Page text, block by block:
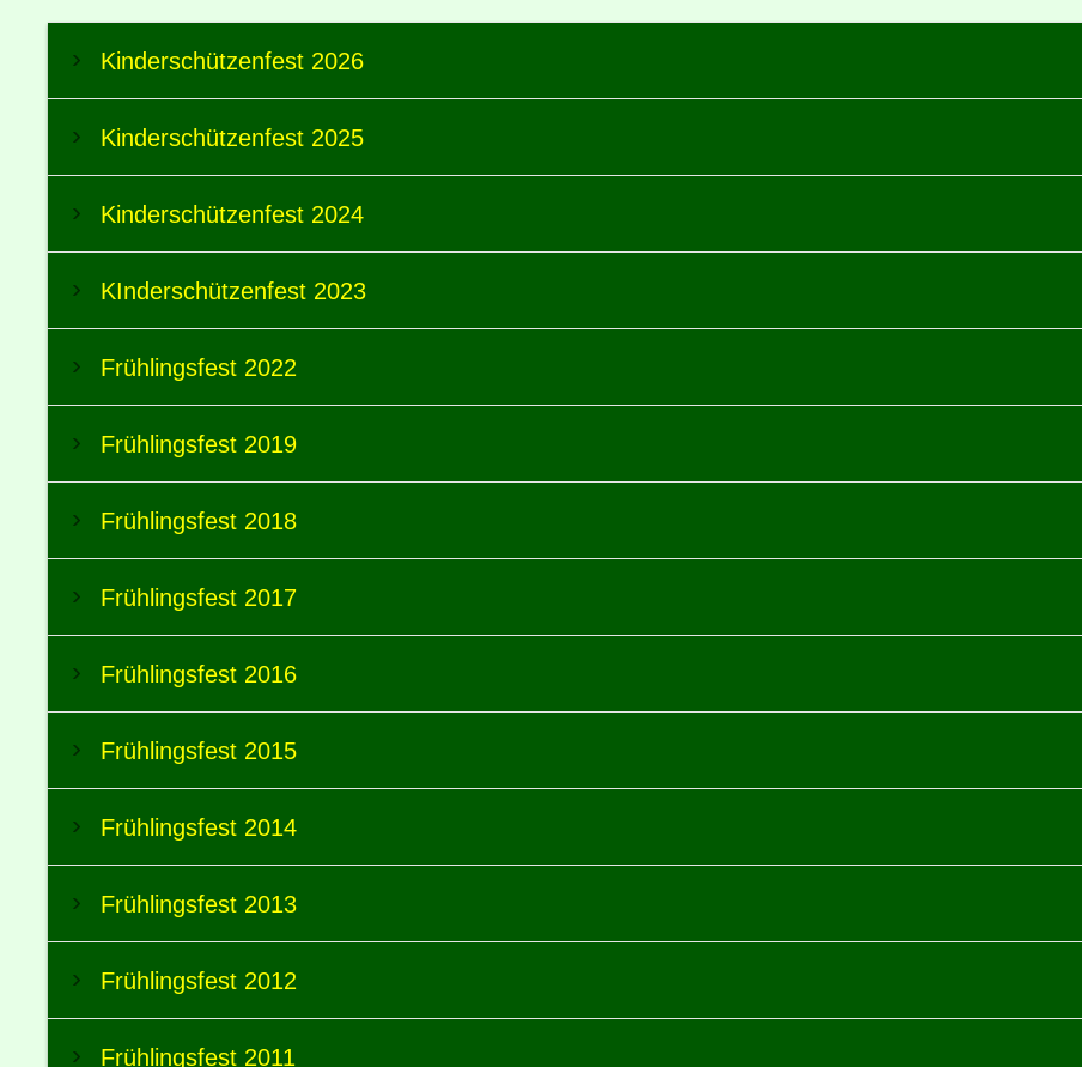
Kinderschützenfest 2026
Kinderschützenfest 2025
Kinderschützenfest 2024
KInderschützenfest 2023
Frühlingsfest 2022
Frühlingsfest 2019
Frühlingsfest 2018
Frühlingsfest 2017
Frühlingsfest 2016
Frühlingsfest 2015
Frühlingsfest 2014
Frühlingsfest 2013
Frühlingsfest 2012
Frühlingsfest 2011